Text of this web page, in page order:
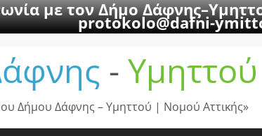
με τον Δήμο
protokolo@dafni-
- Υμηττού
Δήμου Δάφνης – Υμηττού | Νομού Αττικής»